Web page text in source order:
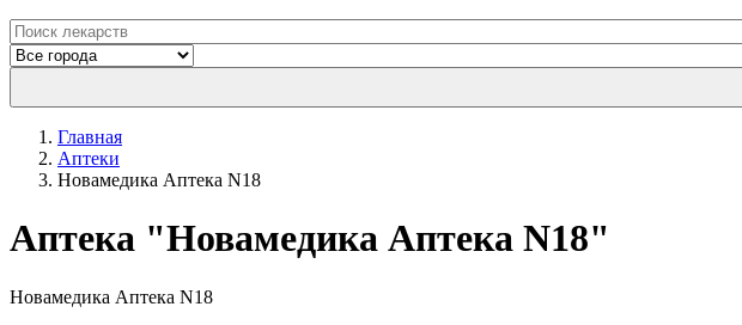
Главная
Аптеки
Новамедика Аптека N18
Aптека "Новамедика Аптека N18"
Новамедика Аптека N18